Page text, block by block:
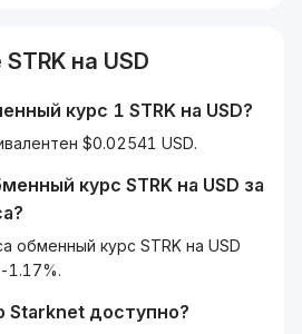
STRK на USD
курс 1 STRK на USD?
$0.02541 USD.
курс STRK на USD за
обменный курс STRK на USD
1.17%.
Starknet доступно?